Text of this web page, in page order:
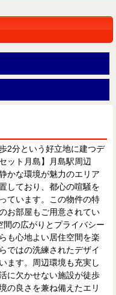
2分という好立地に建つデ
ット月島】月島駅周辺
かな環境が魅力のエリア
しており、都心の喧騒を
ています。この物件の特
お部屋もご用意されてい
の広がりとプライバシー
も心地よい居住空間を楽
ではの洗練されたデザイ
ます。周辺環境も充実し
に欠かせない施設が徒歩
の良さを兼ね備えたエリ